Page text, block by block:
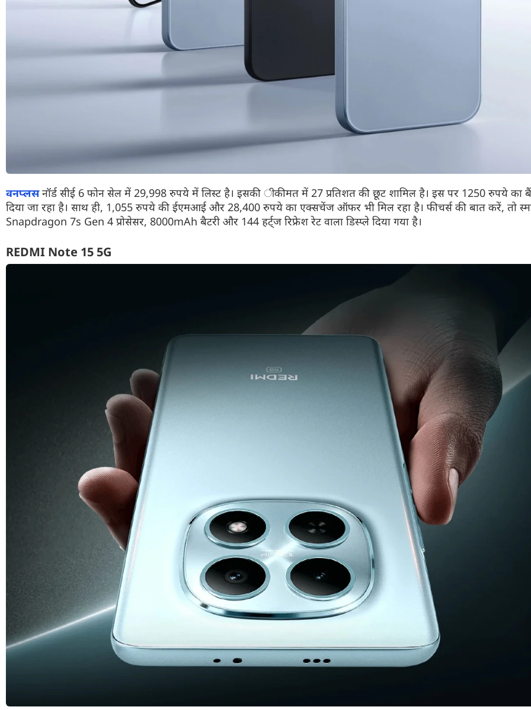
वनप्लसनॉर्ड सीई 6 फोन सेल में 29,998 रुपये में लिस्ट है। इसकी ीकीमत में 27 प्रतिशत की छूट शामिल है। इस पर 1250 रुपये का
दिया जा रहा है। साथ ही, 1,055 रुपये की ईएमआई और 28,400 रुपये का एक्सचेंज ऑफर भी मिल रहा है। फीचर्स की बात करें, तो
Snapdragon 7s Gen 4 प्रोसेसर, 8000mAh बैटरी और 144 हर्ट्ज रिफ्रेश रेट वाला डिस्प्ले दिया गया है।
REDMI Note 15 5G